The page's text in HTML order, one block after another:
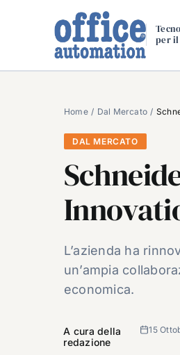
per il
Home Dal Mercato
DAL MERCATO
L’azienda ha
un’ampia
economica.
A cura della
redazione
15